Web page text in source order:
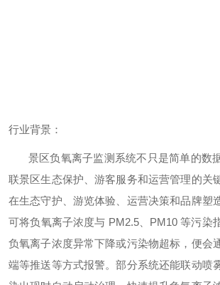
行业背景：
景区负氧离子监测系统不只是简单的数
联景区生态保护、游客服务和运营管理的关
在生态守护、游览体验、运营决策和品牌塑
可将负氧离子浓度与 PM2.5、PM10 等污染
负氧离子浓度异常下降或污染物超标，便会
端等推送等方式报警。部分系统还能联动喷